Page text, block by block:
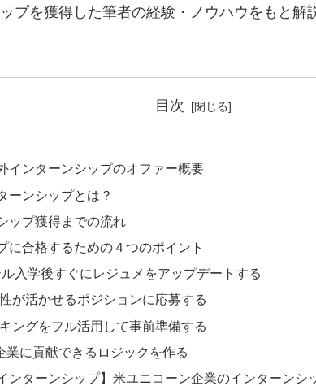
プを獲得した筆者の経験・ノウハウをもと解
目次
インターンシップのオファー概要
ーンシップとは？
ップ獲得までの流れ
に合格するための４つのポイント
入学後すぐにレジュメをアップデートする
が活かせるポジションに応募する
ングをフル活用して事前準備する
業に貢献できるロジックを作る
ンターンシップ】米ユニコーン企業のインターンシ